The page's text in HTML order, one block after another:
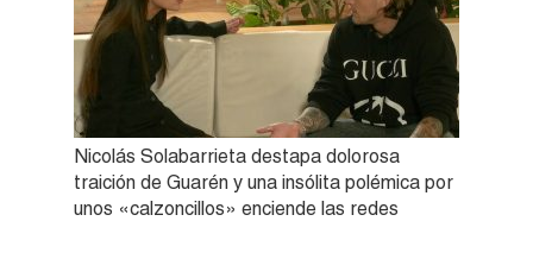
Nicolás Solabarrieta destapa dolorosa
traición de Guarén y una insólita polémica por
unos «calzoncillos» enciende las redes